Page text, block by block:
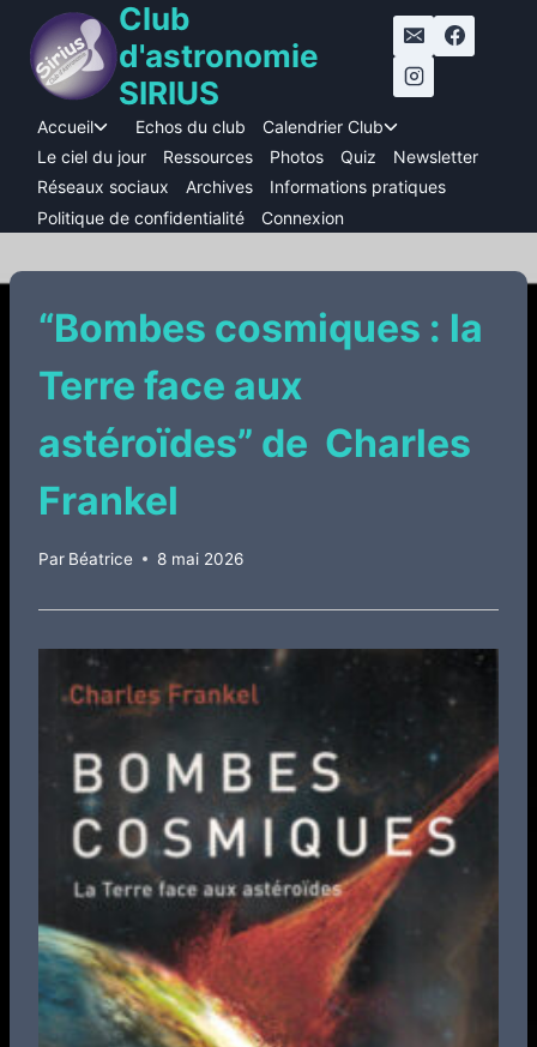
contenu
Club
d'astronomie
SIRIUS
Accueil
Ouvrir/fermer
le
menu
enfant
Echos du club Calendrier Club
le
menu
Le ciel du jour Ressources Photos Quiz
Newsletter
Réseaux sociaux
Archives
Informations pratiques
Politique de confidentialité
Connexion
“Bombes cosmiques : la
Terre face aux
astéroïdes” de Charles
Frankel
Par Béatrice 8 mai 2026